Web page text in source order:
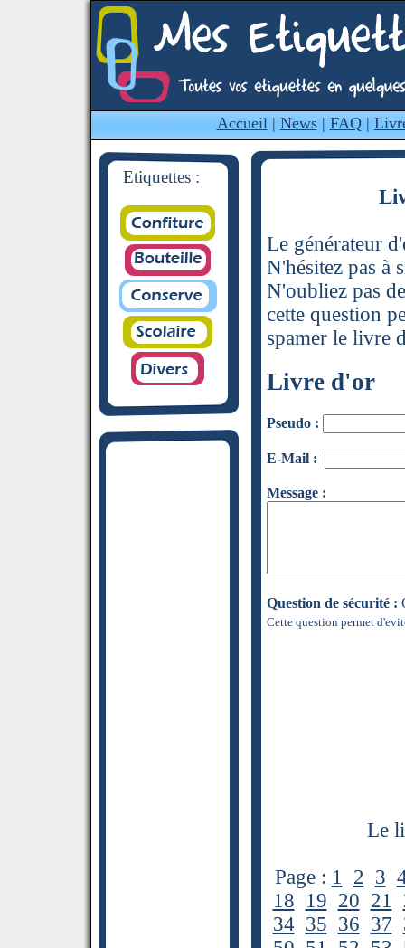
Accueil| News| FAQ|
Etiquettes :
Le générateur
N'hésitez pas à
N'oubliez pas
cette question
spamer le livre
Livre d'or
Pseudo :
E-Mail :
Message :
Question de sécurité :
Cette question permet
Le
Page : 1 2 3
18 19 20 21
34 35 36 37